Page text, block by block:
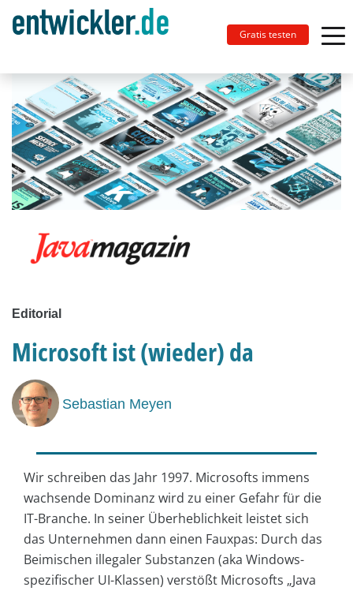
Gratis testen
Editorial
Microsoft ist (wieder) da
Sebastian Meyen
Wir schreiben das Jahr 1997. Microsofts immens
wachsende Dominanz wird zu einer Gefahr für die
IT-Branche. In seiner Überheblichkeit leistet sich
das Unternehmen dann einen Fauxpas: Durch das
Beimischen illegaler Substanzen (aka Windows-
spezifischer UI-Klassen) verstößt Microsofts „Java